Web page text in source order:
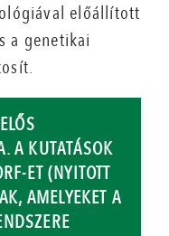
előállított
a genetikai
A KUTATÁSOK
ET (NYITOTT
AMELYEKET A